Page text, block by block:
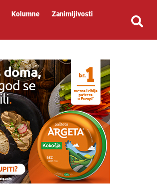
Kolumne
Zanimljivosti